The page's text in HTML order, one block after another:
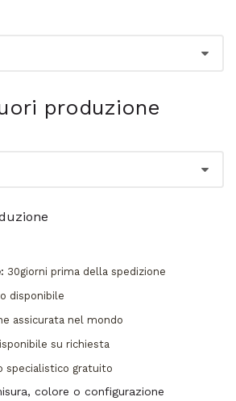
produzione
30giorni prima della spedizione
disponibile
assicurata nel mondo
su richiesta
specialistico gratuito
colore o configurazione